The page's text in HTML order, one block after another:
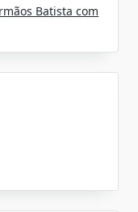
Batista com